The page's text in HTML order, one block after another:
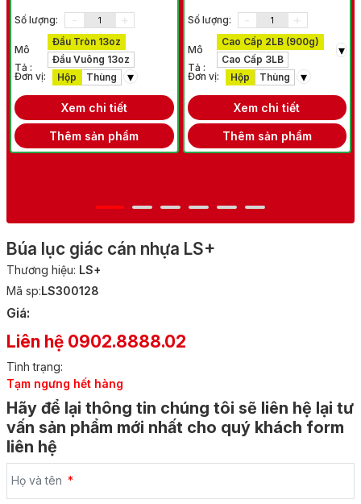
Số lượng:
Mô
Tả :
Đầu Tròn 13oz
Đầu Vuông 13oz
Đơn vị:
Hộp Thùng ▾
Xem chi tiết
Thêm sản phẩm
Số lượng:
Mô
Tả :
Cao Cấp 2LB (900g)
Cao Cấp 3LB
▾
Đơn vị: Hộp Thùng ▾
Xem chi tiết
Thêm sản phẩm
Búa lục giác cán nhựa LS+
Thương hiệu: LS+
Mã sp:LS300128
Giá:
Liên hệ 0902.8888.02
Tình trạng:
Tạm ngưng hết hàng
Hãy để lại thông tin chúng tôi sẽ liên hệ lại tư
vấn sản phẩm mới nhất cho quý khách form
liên hệ
Họ và tên